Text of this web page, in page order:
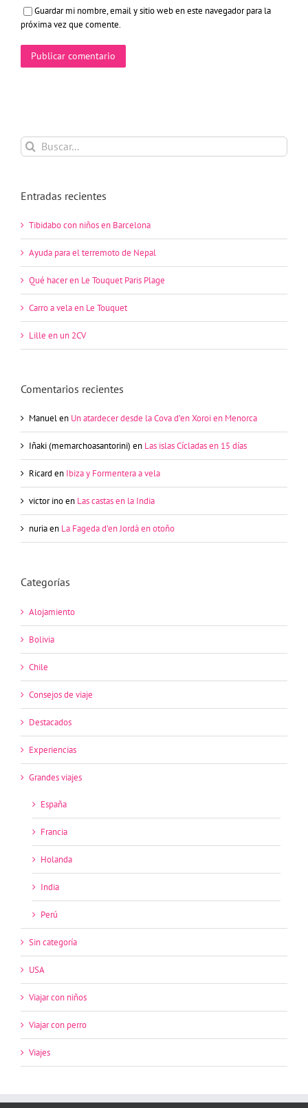
Guardar mi nombre, email y sitio web en este navegador para la
próxima vez que comente.
Buscar:
Entradas recientes
Tibidabo con niños en Barcelona
Ayuda para el terremoto de Nepal
Qué hacer en Le Touquet Paris Plage
Carro a vela en Le Touquet
Lille en un 2CV
Comentarios recientes
Manuelen Un atardecer desde la Cova d’en Xoroi en Menorca
Iñaki (memarchoasantorini) en Las islas Cícladas en 15 días
Ricard en Ibiza y Formentera a vela
victor inoen Las castas en la India
nuriaen La Fageda d’en Jordà en otoño
Categorías
Alojamiento
Bolivia
Chile
Consejos de viaje
Destacados
Experiencias
Grandes viajes
España
Francia
Holanda
India
Perú
Sin categoría
USA
Viajar con niños
Viajar con perro
Viajes